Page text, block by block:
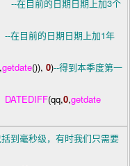
--在目前的日期日期上加3个
--在目前的日期日期上加1年
,getdate()), 0)--得到本季度第一
DATEDIFF(qq,0,getdate
到毫秒级，有时我们只需要